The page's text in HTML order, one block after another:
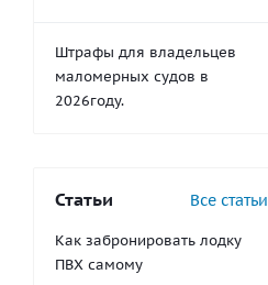
Штрафы для владельцев
маломерных судов в
2026году.
Статьи Все статьи
Как забронировать лодку
ПВХ самому